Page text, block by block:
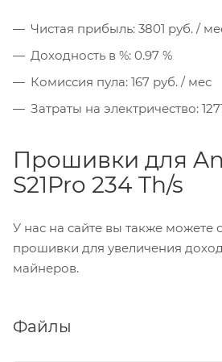
Чистая прибыль: 3801 руб. /
Доходность в %: 0.97 %
Комиссия пула: 167 руб. / мес
Затраты на электричество:
Прошивки для
S21Pro 234 Th/s
У нас на сайте вы также можете
прошивки для увеличения
майнеров.
Файлы